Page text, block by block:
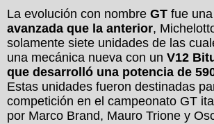
La evolución con nombre GT fue una
avanzada que la anterior,
solamente siete unidades de las
una mecánica nueva con un V12
que desarrolló una potencia de
Estas unidades fueron destinadas
competición en el campeonato GT
por Marco Brand, Mauro Trione y